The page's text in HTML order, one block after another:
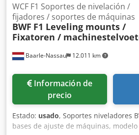
Baarle-Nassau 12.011 km
WCF F1 Soportes de nivelación /
fijadores / soportes de máquinas
BWF F1 Leveling mounts /
Fixatoren /
Información de
precio
Estado: usado, Soportes niveladores
bases de ajuste de máquinas, modelo